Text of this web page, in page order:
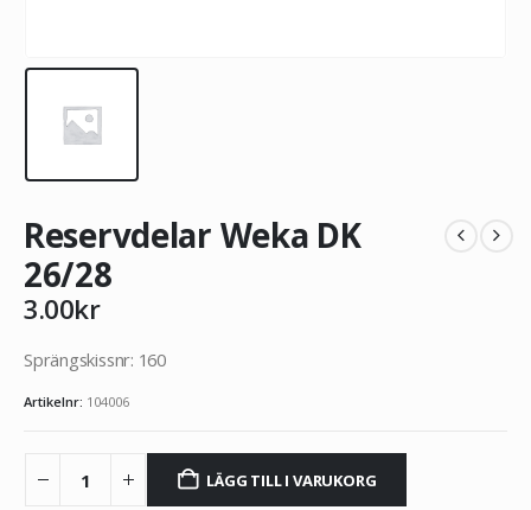
Reservdelar Weka DK
26/28
3.00kr
Sprängskissnr: 160
Artikelnr: 104006
LÄGG TILL I VARUKORG